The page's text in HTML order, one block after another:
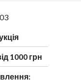
1000 грн